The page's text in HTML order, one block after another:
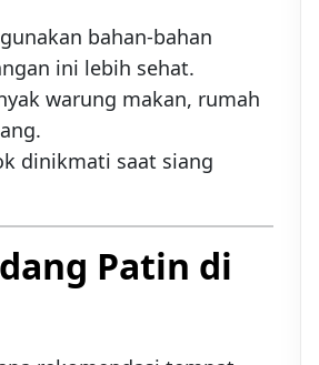
bahan-bahan
ini lebih sehat.
warung makan, rumah
dinikmati saat siang
Patin di